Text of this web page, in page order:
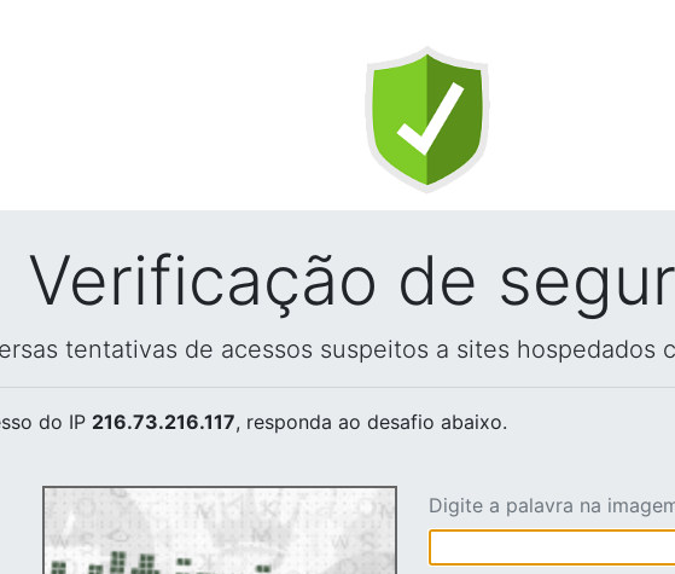
Verificação de
tentativas de acessos suspeitos a sites hospedados
do IP 216.73.216.117, responda ao desafio abaixo.
Digite a palavra na